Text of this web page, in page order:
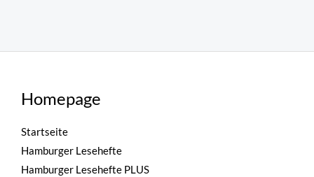
Homepage
Startseite
Hamburger Lesehefte
Hamburger Lesehefte PLUS